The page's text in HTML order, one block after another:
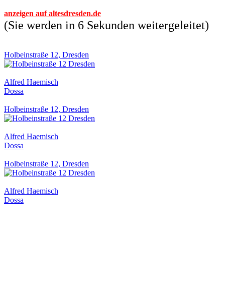
anzeigen auf altesdresden.de
(Sie werden in 6 Sekunden weitergeleitet)
Holbeinstraße 12, Dresden
Alfred Haemisch
Dossa
Holbeinstraße 12, Dresden
Alfred Haemisch
Dossa
Holbeinstraße 12, Dresden
Alfred Haemisch
Dossa